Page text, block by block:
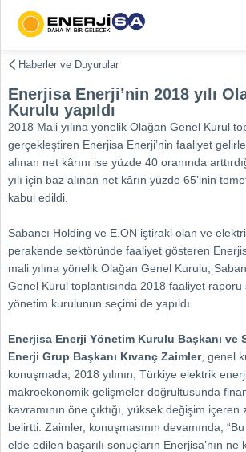
Haberler ve Duyurular
Enerjisa Enerji’nin 2018 yılı
Kurulu yapıldı
2018 Mali yılına yönelik Olağan Genel Kurul
gerçekleştiren Enerjisa Enerji’nin faaliyet
alınan net kârını ise yüzde 40 oranında
yılı için baz alınan net kârın yüzde 65’inin
kabul edildi.
Sabancı Holding ve E.ON iştiraki olan ve
perakende sektöründe faaliyet gösteren
mali yılına yönelik Olağan Genel Kurulu,
Genel Kurul toplantısında 2018 faaliyet
yönetim kurulunun seçimi de yapıldı.
Enerjisa Enerji Yönetim Kurulu Başkanı ve
Enerji Grup Başkanı Kıvanç Zaimler, genel
konuşmada, 2018 yılının, Türkiye elektrik
makroekonomik gelişmeler doğrultusunda
kavramının öne çıktığı, yüksek değişim
belirtti. Zaimler, konuşmasının devamında,
elde edilen başarılı sonuçların Enerjisa’nın ne